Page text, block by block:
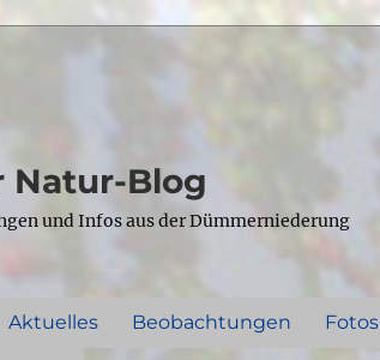
Natur-Blog
und Infos aus der Dümmerniederung
Aktuelles Beobachtungen Fotos